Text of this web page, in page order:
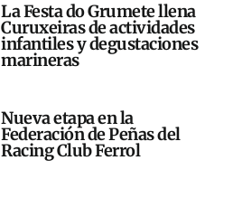
La Festa do Grumete llena
Curuxeiras de actividades
infantiles y degustaciones
marineras
Nueva etapa en la
Federación de Peñas del
Racing Club Ferrol